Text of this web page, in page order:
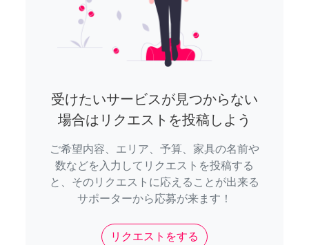
受けたいサービスが見つからない
場合はリクエストを投稿しよう
ご希望内容、エリア、予算、家具の名前や
数などを入力してリクエストを投稿する
と、そのリクエストに応えることが出来る
サポーターから応募が来ます！
リクエストをする